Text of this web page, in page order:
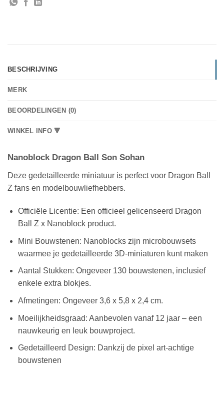
BESCHRIJVING
MERK
BEOORDELINGEN (0)
WINKEL INFO 🔻
Nanoblock Dragon Ball Son Sohan
Deze gedetailleerde miniatuur is perfect voor Dragon Ball
Z fans en modelbouwliefhebbers.
Officiële Licentie: Een officieel gelicenseerd Dragon
Ball Z x Nanoblock product.
Mini Bouwstenen: Nanoblocks zijn microbouwsets
waarmee je gedetailleerde 3D-miniaturen kunt maken
Aantal Stukken: Ongeveer 130 bouwstenen, inclusief
enkele extra blokjes.
Afmetingen: Ongeveer 3,6 x 5,8 x 2,4 cm.
Moeilijkheidsgraad: Aanbevolen vanaf 12 jaar – een
nauwkeurig en leuk bouwproject.
Gedetailleerd Design: Dankzij de pixel art-achtige
bouwstenen